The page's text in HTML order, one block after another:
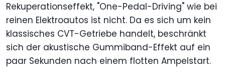
Rekuperationseffekt, "One-Pedal-Driving" wie bei
reinen Elektroautos ist nicht. Da es sich um kein
klassisches CVT-Getriebe handelt, beschränkt
sich der akustische Gummiband-Effekt auf ein
paar Sekunden nach einem flotten Ampelstart.